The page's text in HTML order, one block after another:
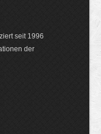
seit 1996
der